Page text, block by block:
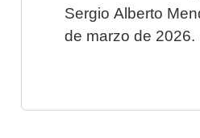
Sergio Alberto
de marzo de 2026.